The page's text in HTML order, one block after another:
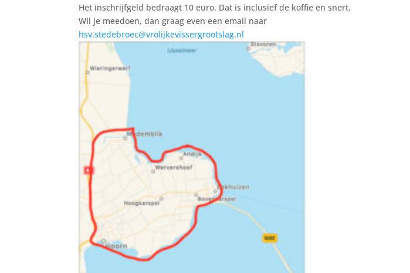
Het inschrijfgeld bedraagt 10 euro. Dat is inclusief de koffie en snert.
Wil je meedoen, dan graag even een email naar
hsv.stedebroec@vrolijkevissergrootslag.nl